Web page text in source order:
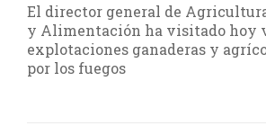
El director general de
y Alimentación ha visitado hoy
explotaciones ganaderas y
por los fuegos